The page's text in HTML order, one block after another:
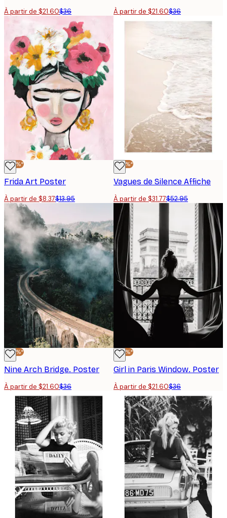
À partir de $21.60$36 À partir de $21.60$36
-40%*
Frida Art Poster
À partir de $8.37$13.95
-40%*
Vagues de Silence Affiche
À partir de $31.77$52.95
-40%*
Nine Arch Bridge. Poster
À partir de $21.60$36
-40%*
Girl in Paris Window. Poster
À partir de $21.60$36